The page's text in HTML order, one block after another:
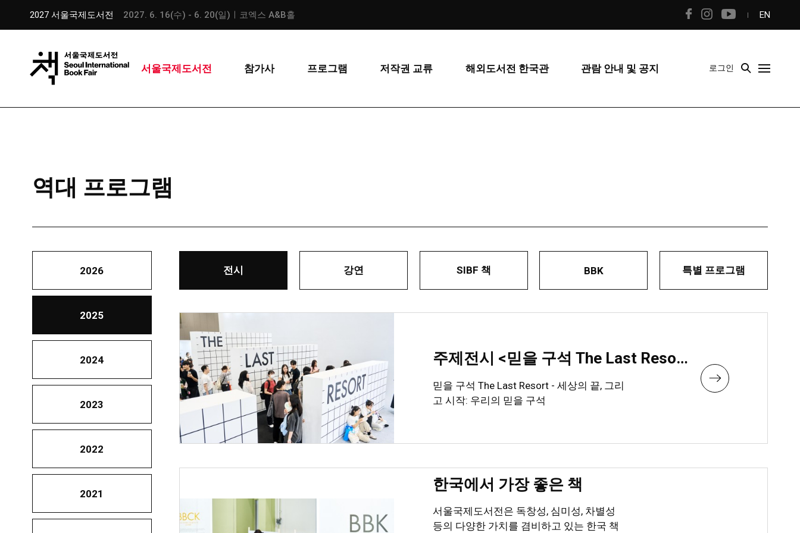
2027 서울국제도서전 2027. 6. 16(수) - 6. 20(일)ㅣ코엑스 A&B홀 EN
서울국제도서전 참가사 프로그램 저작권 교류 해외도서전 한국관 관람 안내 및 공지 로그인
역대 프로그램
2026
2025
2024
2023
2022
2021
전시 강연 SIBF 책 BBK 특별 프로그램
주제전시 <믿을 구석 The Last Resort>
믿을 구석 The Last Resort - 세상의 끝, 그리
고 시작: 우리의 믿을 구석
한국에서 가장 좋은 책
서울국제도서전은 독창성, 심미성, 차별성
등의 다양한 가치를 겸비하고 있는 한국 책